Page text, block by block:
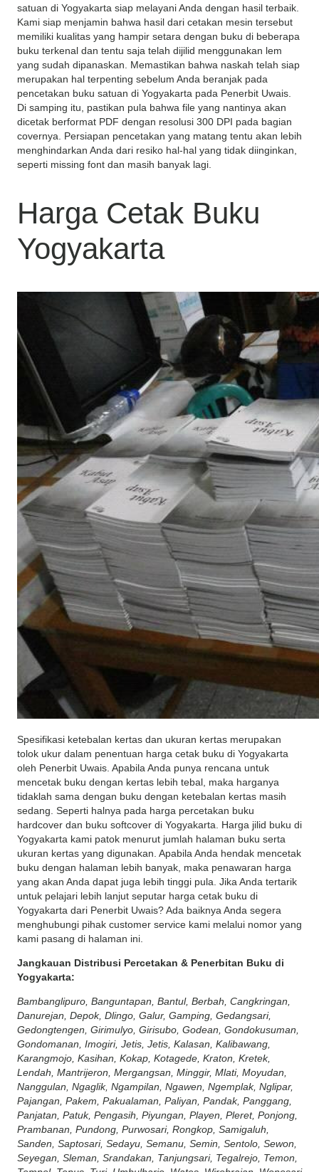
satuan di Yogyakarta siap melayani Anda dengan hasil terbaik.
Kami siap menjamin bahwa hasil dari cetakan mesin tersebut
memiliki kualitas yang hampir setara dengan buku di beberapa
buku terkenal dan tentu saja telah dijilid menggunakan lem
yang sudah dipanaskan. Memastikan bahwa naskah telah siap
merupakan hal terpenting sebelum Anda beranjak pada
pencetakan buku satuan di Yogyakarta pada Penerbit Uwais.
Di samping itu, pastikan pula bahwa file yang nantinya akan
dicetak berformat PDF dengan resolusi 300 DPI pada bagian
covernya. Persiapan pencetakan yang matang tentu akan lebih
menghindarkan Anda dari resiko hal-hal yang tidak diinginkan,
seperti missing font dan masih banyak lagi.
Harga Cetak Buku
Yogyakarta
Spesifikasi ketebalan kertas dan ukuran kertas merupakan
tolok ukur dalam penentuan harga cetak buku di Yogyakarta
oleh Penerbit Uwais. Apabila Anda punya rencana untuk
mencetak buku dengan kertas lebih tebal, maka harganya
tidaklah sama dengan buku dengan ketebalan kertas masih
sedang. Seperti halnya pada harga percetakan buku
hardcover dan buku softcover di Yogyakarta. Harga jilid buku di
Yogyakarta kami patok menurut jumlah halaman buku serta
ukuran kertas yang digunakan. Apabila Anda hendak mencetak
buku dengan halaman lebih banyak, maka penawaran harga
yang akan Anda dapat juga lebih tinggi pula. Jika Anda tertarik
untuk pelajari lebih lanjut seputar harga cetak buku di
Yogyakarta dari Penerbit Uwais? Ada baiknya Anda segera
menghubungi pihak customer service kami melalui nomor yang
kami pasang di halaman ini.
Jangkauan Distribusi Percetakan & Penerbitan Buku di
Yogyakarta:
Bambanglipuro, Banguntapan, Bantul, Berbah, Cangkringan,
Danurejan, Depok, Dlingo, Galur, Gamping, Gedangsari,
Gedongtengen, Girimulyo, Girisubo, Godean, Gondokusuman,
Gondomanan, Imogiri, Jetis, Jetis, Kalasan, Kalibawang,
Karangmojo, Kasihan, Kokap, Kotagede, Kraton, Kretek,
Lendah, Mantrijeron, Mergangsan, Minggir, Mlati, Moyudan,
Nanggulan, Ngaglik, Ngampilan, Ngawen, Ngemplak, Nglipar,
Pajangan, Pakem, Pakualaman, Paliyan, Pandak, Panggang,
Panjatan, Patuk, Pengasih, Piyungan, Playen, Pleret, Ponjong,
Prambanan, Pundong, Purwosari, Rongkop, Samigaluh,
Sanden, Saptosari, Sedayu, Semanu, Semin, Sentolo, Sewon,
Seyegan, Sleman, Srandakan, Tanjungsari, Tegalrejo, Temon,